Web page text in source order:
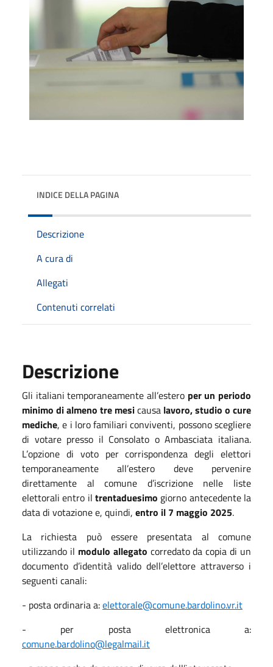
INDICE DELLA PAGINA
Descrizione
A cura di
Allegati
Contenuti correlati
Descrizione
Gli italiani temporaneamente all’estero per un periodo
minimo di almeno tre mesicausa lavoro, studio o cure
mediche, e i loro familiari conviventi, possono scegliere
di votare presso il Consolato o Ambasciata italiana.
L’opzione di voto per corrispondenza degli elettori
temporaneamente all’estero deve pervenire
direttamente al comune d’iscrizione nelle liste
elettorali entro il trentaduesimo giorno antecedente la
data di votazione e, quindi, entro il 7 maggio 2025.
La richiesta può essere presentata al comune
utilizzando il modulo allegato corredato da copia di un
documento d’identità valido dell’elettore attraverso i
seguenti canali:
- posta ordinaria a:elettorale@comune.bardolino.vr.it
- per posta elettronica a:
comune.bardolino@legalmail.it